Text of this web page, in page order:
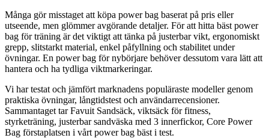
Många gör misstaget att köpa power bag baserat på pris eller
utseende, men glömmer avgörande detaljer. För att hitta bäst power
bag för träning är det viktigt att tänka på justerbar vikt, ergonomiskt
grepp, slitstarkt material, enkel påfyllning och stabilitet under
övningar. En power bag för nybörjare behöver dessutom vara lätt att
hantera och ha tydliga viktmarkeringar.
Vi har testat och jämfört marknadens populäraste modeller genom
praktiska övningar, långtidstest och användarrecensioner.
Sammantaget tar Favuit Sandsäck, viktsäck för fitness,
styrketräning, justerbar sandväska med 3 innerfickor, Core Power
Bag förstaplatsen i vårt power bag bäst i test.